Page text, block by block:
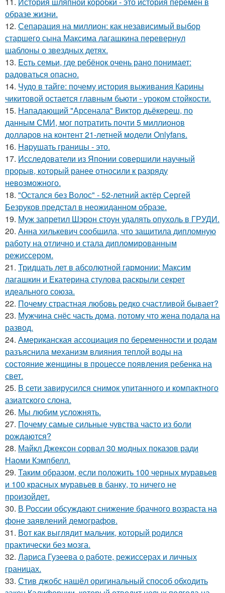
образе жизни.
12. Сепарация на миллион: как независимый выбор
старшего сына Максима лагашкина перевернул
шаблоны о звездных детях.
13. Ecть семьи, где ребёнок очень рано понимает:
радоваться опасно.
14. Чудо в тайге: почему история выживания Карины
чикитовой остается главным бьюти - уроком стойкости.
15. Нападающий "Арсенала" Виктор дьёкереш, по
данным СМИ, мог потратить почти 5 миллионов
долларов на контент 21-летней модели Onlyfans.
16. Hapушать границы - это.
17. Исследователи из Японии совершили научный
прорыв, который ранее относили к разряду
невозможного.
18. "Остался без Волос" - 52-летний актёр Сергей
Безруков предстал в неожиданном образе.
19. Муж запретил Шэрон стоун удалять опухоль в ГРУДИ.
20. Анна хилькевич сообщила, что защитила дипломную
работу на отлично и стала дипломированным
режиссером.
21. Тридцать лет в абсолютной гармонии: Максим
лагашкин и Екатерина стулова раскрыли секрет
идеального союза.
22. Почему страстная любовь редко счастливой бывает?
23. Мужчина снёс часть дома, потому что жена подала на
развод.
24. Американская ассоциация по беременности и родам
разъяснила механизм влияния теплой воды на
состояние женщины в процессе появления ребенка на
свет.
25. В сети завирусился снимок упитанного и компактного
азиатского слона.
26. Мы любим усложнять.
27. Почему самые сильные чувства часто из боли
рождаются?
28. Майкл Джексон сорвал 30 модных показов ради
Наоми Кэмпбелл.
29. Таким образом, если положить 100 черных муравьев
и 100 красных муравьев в банку, то ничего не
произойдет.
30. В России обсуждают снижение брачного возраста на
фоне заявлений демографов.
31. Вот как выглядит мальчик, который родился
практически без мозга.
32. Лариса Гузеева о работе, режиссерах и личных
границах.
33. Стив джобс нашёл оригинальный способ обходить